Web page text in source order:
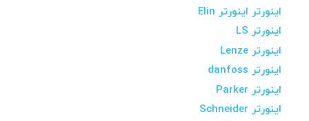
اینورتر اینورتر Elin
اینورتر LS
اینورتر Lenze
اینورتر danfoss
اینورتر Parker
اینورتر Schneider